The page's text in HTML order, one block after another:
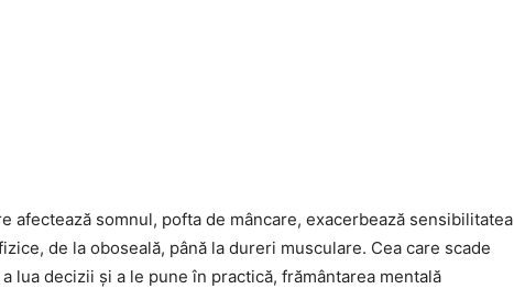
afectează somnul, pofta de mâncare, exacerbează sensibilitatea
de la oboseală, până la dureri musculare. Cea care scade
lua decizii și a le pune în practică, frământarea mentală